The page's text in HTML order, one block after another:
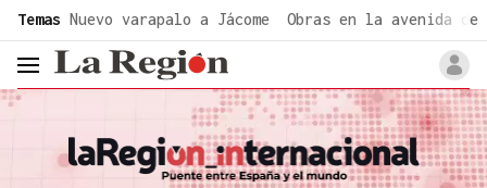
Temas Nuevo varapalo a Jácome Obras en la avenida de
header.menu.open